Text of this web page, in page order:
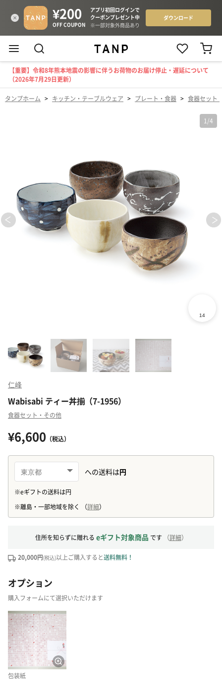
【重要】令和8年熊本地震の影響に伴うお荷物のお届け停止・遅延について
（2026年7月29日更新）
タンプホーム > キッチン・テーブルウェア > プレート・食器 > 食器セット
1 /4
仁峰
Wabisabi ティー丼揃（7-1956）
食器セット・その他
¥6,600 （税込）
住所を知らずに贈れる eギフト対象商品 です （詳細）
20,000円(税込)以上ご購入すると送料無料！
オプション
購入フォームにて選択いただけます
包装紙